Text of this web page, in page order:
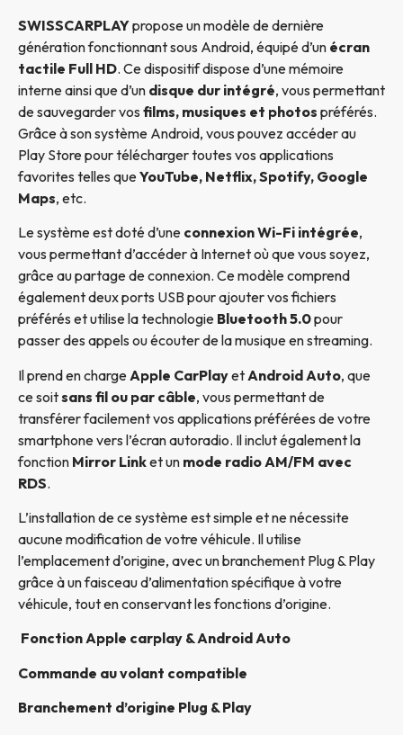
SWISSCARPLAYpropose un modèle de dernière
génération fonctionnant sous Android, équipé d’un écran
tactile Full HD. Ce dispositif dispose d’une mémoire
interne ainsi que d’un disque dur intégré, vous permettant
de sauvegarder vos films, musiques et photos préférés.
Grâce à son système Android, vous pouvez accéder au
Play Store pour télécharger toutes vos applications
favorites telles queYouTube, Netflix, Spotify, Google
Maps, etc.
Le système est doté d’une connexion Wi-Fi intégrée,
vous permettant d’accéder à Internet où que vous soyez,
grâce au partage de connexion. Ce modèle comprend
également deux ports USB pour ajouter vos fichiers
préférés et utilise la technologie Bluetooth 5.0pour
passer des appels ou écouter de la musique en streaming.
Il prend en charge Apple CarPlayet Android Auto, que
ce soitsans fil ou par câble, vous permettant de
transférer facilement vos applications préférées de votre
smartphone vers l’écran autoradio. Il inclut également la
fonction Mirror Linket un mode radio AM/FM avec
RDS.
L’installation de ce système est simple et ne nécessite
aucune modification de votre véhicule. Il utilise
l’emplacement d’origine, avec un branchement Plug & Play
grâce à un faisceau d’alimentation spécifique à votre
véhicule, tout en conservant les fonctions d’origine.
Fonction Apple carplay & Android Auto
Commande au volant compatible
Branchement d’origine Plug & Play